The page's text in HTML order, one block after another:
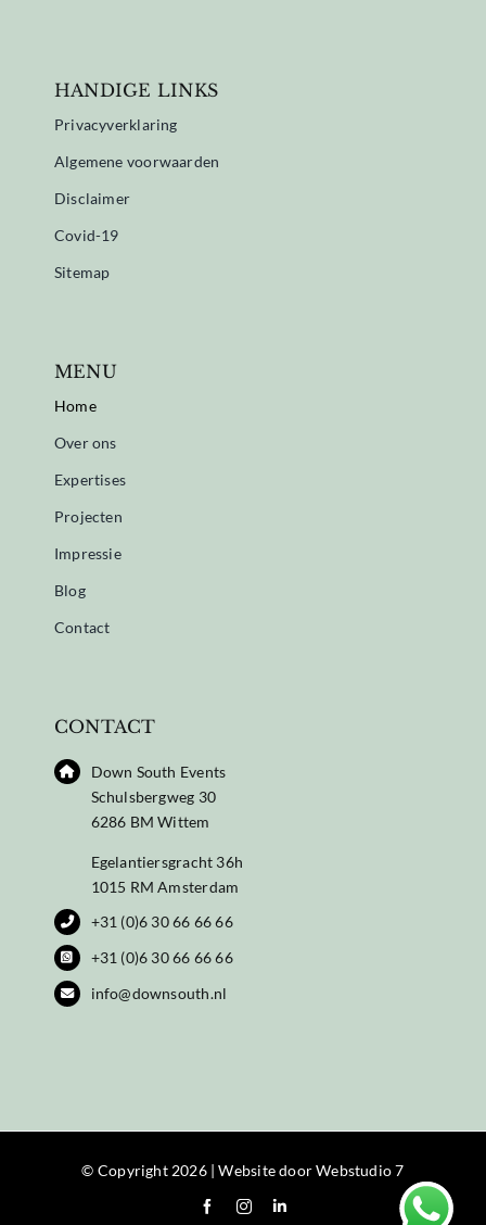
HANDIGE LINKS
Privacyverklaring
Algemene voorwaarden
Disclaimer
Covid-19
Sitemap
MENU
Home
Over ons
Expertises
Projecten
Impressie
Blog
Contact
CONTACT
Down South Events
Schulsbergweg 30
6286 BM Wittem
Egelantiersgracht 36h
1015 RM Amsterdam
+31 (0)6 30 66 66 66
+31 (0)6 30 66 66 66
info@downsouth.nl
© Copyright 2026 | Website doorWebstudio 7